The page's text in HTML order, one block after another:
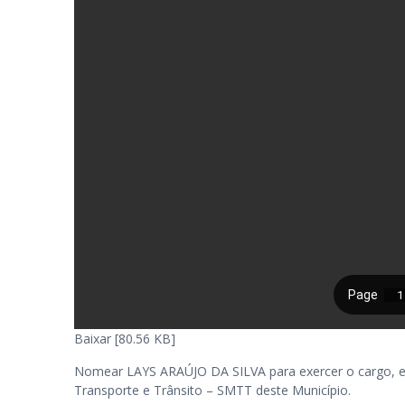
Baixar [80.56 KB]
Nomear LAYS ARAÚJO DA SILVA para exercer o
Transporte e Trânsito – SMTT deste Município.